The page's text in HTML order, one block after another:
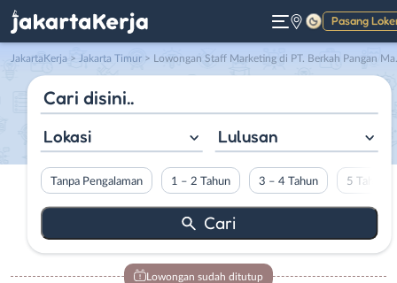
Pasang
Gelap
JakartaKerja > Jakarta Timur > Lowongan Staff Marketing di PT. Berkah Pangan Mandiri
Lokasi Lulusan
Tanpa Pengalaman 1 – 2 Tahun 3 – 4 Tahun 5 Tahun
Lowongan sudah ditutup